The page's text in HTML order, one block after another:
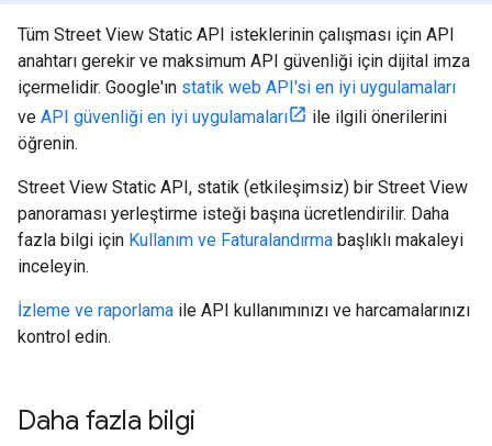
Tüm Street View Static API isteklerinin çalışması için API
anahtarı gerekir ve maksimum API güvenliği için dijital imza
içermelidir. Google'ın statik web API'si en iyi uygulamaları
ve API güvenliği en iyi uygulamaları
ile ilgili önerilerini
öğrenin.
Street View Static API, statik (etkileşimsiz) bir Street View
panoraması yerleştirme isteği başına ücretlendirilir. Daha
fazla bilgi için Kullanım ve Faturalandırma başlıklı makaleyi
inceleyin.
İzleme ve raporlama ile API kullanımınızı ve harcamalarınızı
kontrol edin.
Daha fazla bilgi